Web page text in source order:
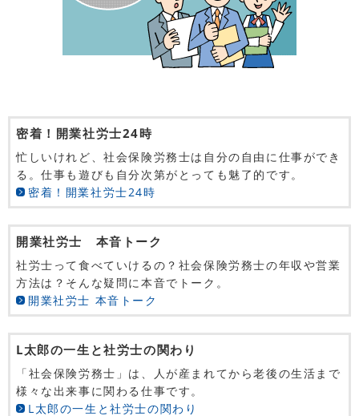
密着！開業社労士24時
忙しいけれど、社会保険労務士は自分の自由に仕事ができ
る。仕事も遊びも自分次第がとっても魅了的です。
密着！開業社労士24時
開業社労士 本音トーク
社労士って食べていけるの？社会保険労務士の年収や営業
方法は？そんな疑問に本音でトーク。
開業社労士 本音トーク
L太郎の一生と社労士の関わり
「社会保険労務士」は、人が産まれてから老後の生活まで
様々な出来事に関わる仕事です。
L太郎の一生と社労士の関わり